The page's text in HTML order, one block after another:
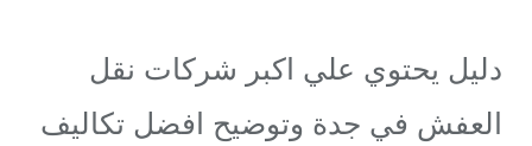
دليل يحتوي علي اكبر شركات نقل
العفش في جدة وتوضيح افضل تكاليف